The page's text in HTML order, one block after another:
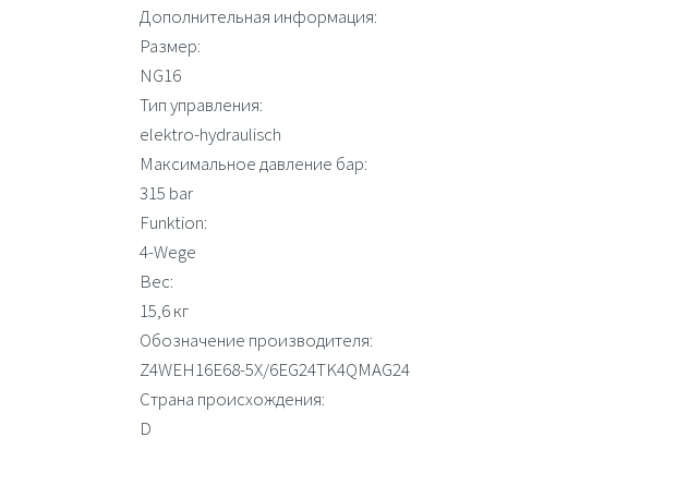
Дополнительная информация:
Размер:
NG16
Тип управления:
elektro-hydraulisch
Максимальное давление бар:
315 bar
Funktion:
4-Wege
Вес:
15,6 кг
Обозначение производителя:
Z4WEH16E68-5X/6EG24TK4QMAG24
Страна происхождения:
D